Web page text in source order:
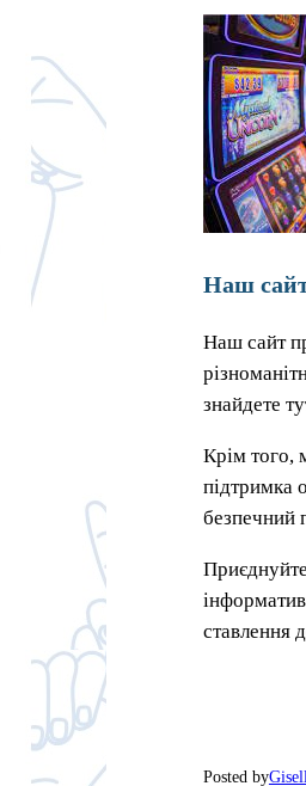
Наш сайт
Наш сайт
знайдете
Крім того,
підтримка
безпечний
ставлення
Posted by